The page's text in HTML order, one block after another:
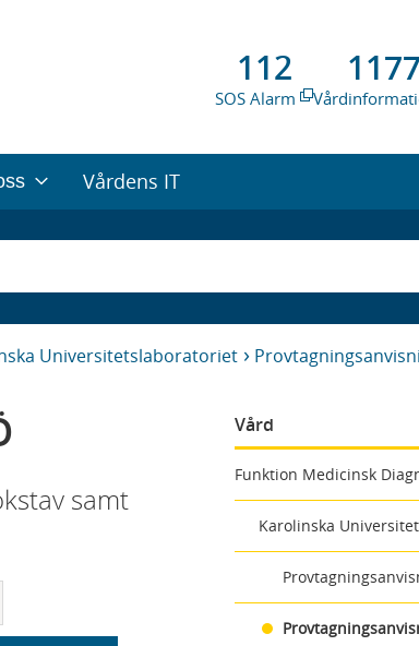
112
SOS Alarm
1177
Vårdens IT
Universitetslaboratoriet
Vård
Funktion Medicinsk
Karolinska
samt